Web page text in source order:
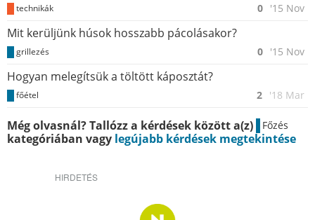
0 '15 Nov
technikák
Mit kerüljünk húsok hosszabb pácolásakor?
0 '15 Nov
grillezés
Hogyan melegítsük a töltött káposztát?
2 '18 Mar
főétel
Még olvasnál? Tallózz a kérdések között a(z) Főzés
kategóriában vagy legújabb kérdések megtekintése
HIRDETÉS